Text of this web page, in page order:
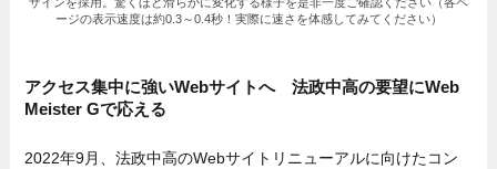
ージの表示速度は約0.3～0.4秒！実際に速さを体感してみてください）
アクセス集中に強いWebサイトへ 法政中高の要望にWeb
Meister Gで応える
2022年9月、法政中高のWebサイトリニューアルに向けたコン